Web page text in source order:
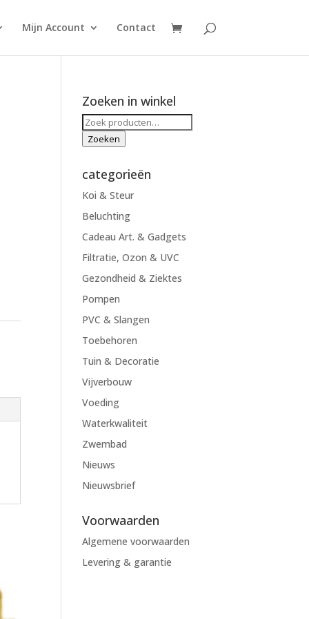
Mijn Account Contact
Zoeken in winkel
Zoeken
naar:
Zoeken
categorieën
Koi & Steur
Beluchting
Cadeau Art. & Gadgets
Filtratie, Ozon & UVC
Gezondheid & Ziektes
Pompen
PVC & Slangen
Toebehoren
Tuin & Decoratie
Vijverbouw
Voeding
Waterkwaliteit
Zwembad
Nieuws
Nieuwsbrief
Voorwaarden
Algemene voorwaarden
Levering & garantie